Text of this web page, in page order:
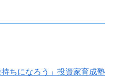
持ちになろう」投資家育成塾